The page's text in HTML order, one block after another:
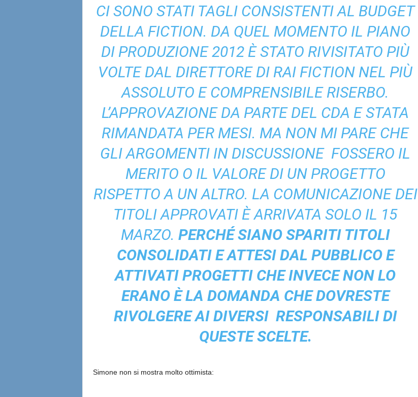
CI SONO STATI TAGLI CONSISTENTI AL BUDGET
DELLA FICTION. DA QUEL MOMENTO IL PIANO
DI PRODUZIONE 2012 È STATO RIVISITATO PIÙ
VOLTE DAL DIRETTORE DI RAI FICTION NEL PIÙ
ASSOLUTO E COMPRENSIBILE RISERBO.
L’APPROVAZIONE DA PARTE DEL CDA E STATA
RIMANDATA PER MESI. MA NON MI PARE CHE
GLI ARGOMENTI IN DISCUSSIONE FOSSERO IL
MERITO O IL VALORE DI UN PROGETTO
RISPETTO A UN ALTRO. LA COMUNICAZIONE DEI
TITOLI APPROVATI È ARRIVATA SOLO IL 15
MARZO. PERCHÉ SIANO SPARITI TITOLI
CONSOLIDATI E ATTESI DAL PUBBLICO E
ATTIVATI PROGETTI CHE INVECE NON LO
ERANO È LA DOMANDA CHE DOVRESTE
RIVOLGERE AI DIVERSI RESPONSABILI DI
QUESTE SCELTE.
Simone non si mostra molto ottimista: